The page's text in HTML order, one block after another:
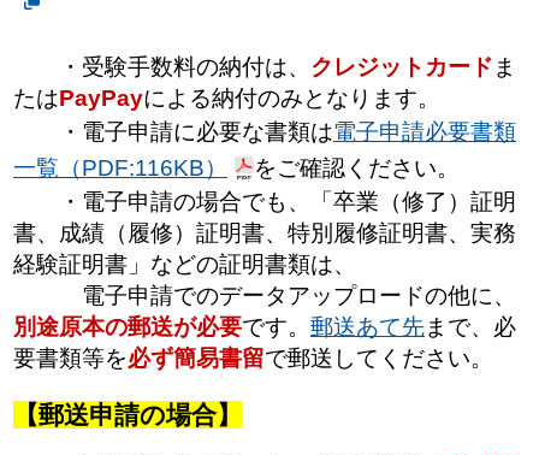
・受験手数料の納付は、 クレジットカード ま
たはPayPayによる納付のみとなります。
・電子申請に必要な書類は電子申請必要書類
一覧（PDF:116KB）
をご確認ください。
・電子申請の場合でも、「卒業（修了）証明
書、成績（履修）証明書、特別履修証明書、実務
経験証明書」などの証明書類は、
電子申請でのデータアップロードの他に、
別途原本の郵送が必要です。 郵送あて先まで、 必
要書類等を必ず簡易書留で郵送してください。
【郵送申請の場合】